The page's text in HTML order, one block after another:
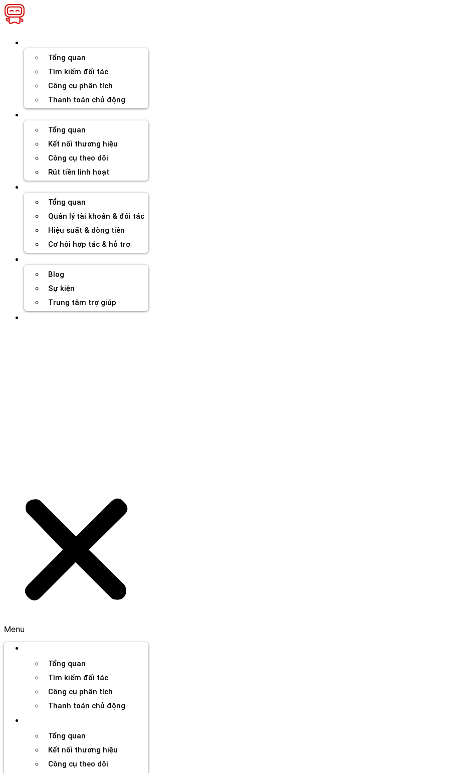
Chuyển
đến
Tổng quan
Tìm kiếm đối tác
Công cụ phân tích
Thanh toán chủ động
Tổng quan
Kết nối thương hiệu
Công cụ theo dõi
Rút tiền linh hoạt
Tổng quan
Quản lý tài khoản & đối tác
Hiệu suất & dòng tiền
Cơ hội hợp tác & hỗ trợ
Blog
Sự kiện
Trung tâm trợ giúp
Menu
Tổng quan
Tìm kiếm đối tác
Công cụ phân tích
Thanh toán chủ động
Tổng quan
Kết nối thương hiệu
Công cụ theo dõi